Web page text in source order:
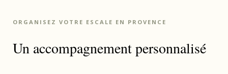
ORGANISEZ VOTRE ESCALE EN PROVENCE
Un accompagnement personnalisé